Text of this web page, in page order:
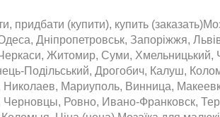
придбати (купити), купить
Дніпропетровськ, Запоріжжя,
Черкаси, Житомир, Суми, Хмельницький,
Подільський, Дрогобич, Калуш,
Николаев, Мариуполь, Винница,
Ровно, Ивано-Франковск,